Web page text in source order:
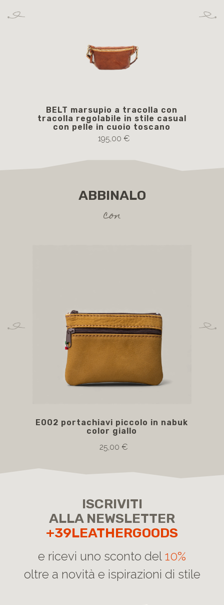
BELT marsupio a tracolla con
tracolla regolabile in stile casual
con pelle in cuoio toscano
195,00 €
ABBINALO
con
E002 portachiavi piccolo in nabuk
color giallo
25,00 €
ISCRIVITI
ALLA NEWSLETTER
+39LEATHERGOODS
e ricevi uno sconto del 10%
oltre a novità e ispirazioni di stile